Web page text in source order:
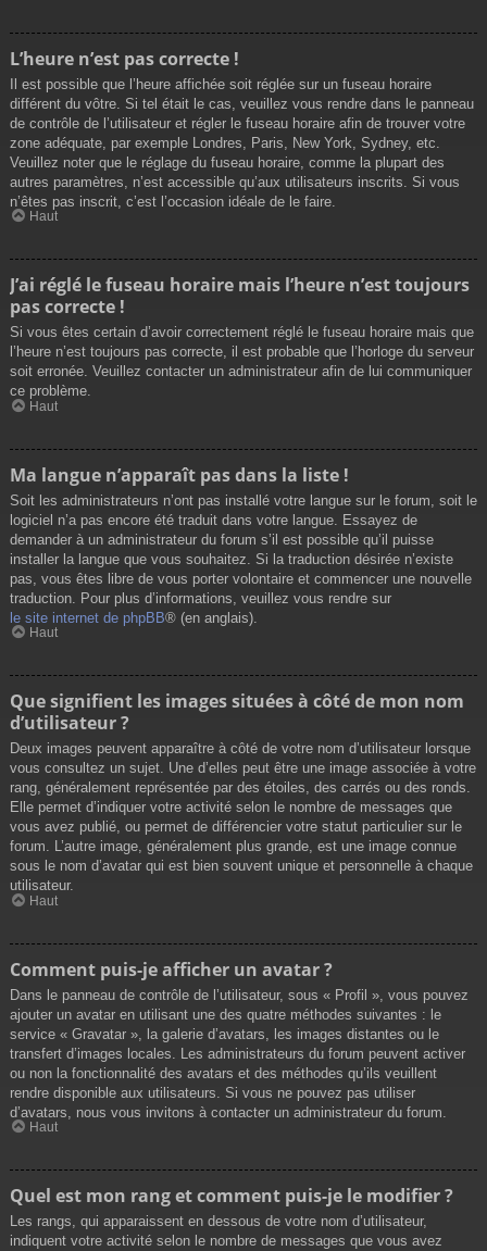
L’heure n’est pas correcte !
Il est possible que l’heure affichée soit réglée sur un fuseau horaire
différent du vôtre. Si tel était le cas, veuillez vous rendre dans le panneau
de contrôle de l’utilisateur et régler le fuseau horaire afin de trouver votre
zone adéquate, par exemple Londres, Paris, New York, Sydney, etc.
Veuillez noter que le réglage du fuseau horaire, comme la plupart des
autres paramètres, n’est accessible qu’aux utilisateurs inscrits. Si vous
n’êtes pas inscrit, c’est l’occasion idéale de le faire.
Haut
J’ai réglé le fuseau horaire mais l’heure n’est toujours
pas correcte !
Si vous êtes certain d’avoir correctement réglé le fuseau horaire mais que
l’heure n’est toujours pas correcte, il est probable que l’horloge du serveur
soit erronée. Veuillez contacter un administrateur afin de lui communiquer
ce problème.
Haut
Ma langue n’apparaît pas dans la liste !
Soit les administrateurs n’ont pas installé votre langue sur le forum, soit le
logiciel n’a pas encore été traduit dans votre langue. Essayez de
demander à un administrateur du forum s’il est possible qu’il puisse
installer la langue que vous souhaitez. Si la traduction désirée n’existe
pas, vous êtes libre de vous porter volontaire et commencer une nouvelle
traduction. Pour plus d’informations, veuillez vous rendre sur
le site internet de phpBB® (en anglais).
Haut
Que signifient les images situées à côté de mon nom
d’utilisateur ?
Deux images peuvent apparaître à côté de votre nom d’utilisateur lorsque
vous consultez un sujet. Une d’elles peut être une image associée à votre
rang, généralement représentée par des étoiles, des carrés ou des ronds.
Elle permet d’indiquer votre activité selon le nombre de messages que
vous avez publié, ou permet de différencier votre statut particulier sur le
forum. L’autre image, généralement plus grande, est une image connue
sous le nom d’avatar qui est bien souvent unique et personnelle à chaque
utilisateur.
Haut
Comment puis-je afficher un avatar ?
Dans le panneau de contrôle de l’utilisateur, sous « Profil », vous pouvez
ajouter un avatar en utilisant une des quatre méthodes suivantes : le
service « Gravatar », la galerie d’avatars, les images distantes ou le
transfert d’images locales. Les administrateurs du forum peuvent activer
ou non la fonctionnalité des avatars et des méthodes qu’ils veuillent
rendre disponible aux utilisateurs. Si vous ne pouvez pas utiliser
d’avatars, nous vous invitons à contacter un administrateur du forum.
Haut
Quel est mon rang et comment puis-je le modifier ?
Les rangs, qui apparaissent en dessous de votre nom d’utilisateur,
indiquent votre activité selon le nombre de messages que vous avez